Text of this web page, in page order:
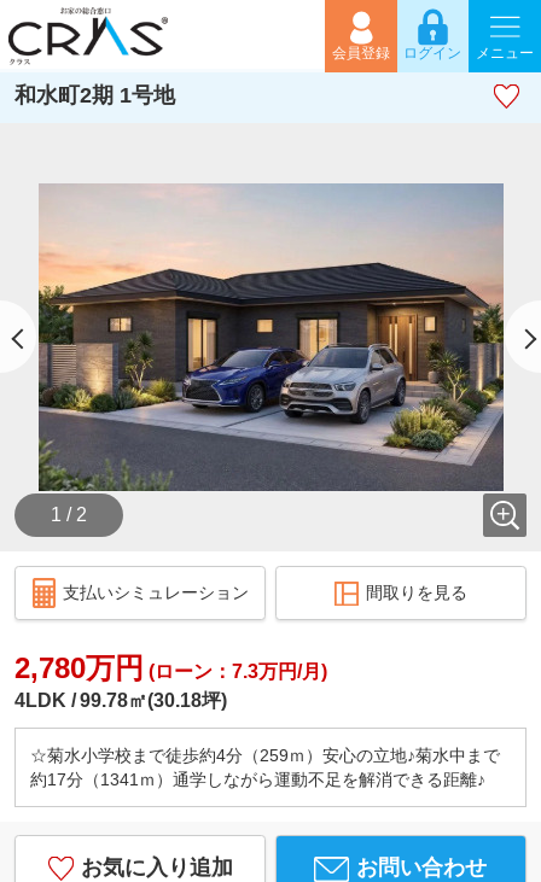
会員登録 ログイン メニュー
和水町2期 1号地
1 / 2
支払いシミュレーション 間取りを見る
2,780万円 (ローン：7.3万円/月)
4LDK
99.78㎡(30.18坪)
☆菊水小学校まで徒歩約4分（259ｍ）安心の立地♪菊水中まで
約17分（1341ｍ）通学しながら運動不足を解消できる距離♪
お気に入り追加 お問い合わせ